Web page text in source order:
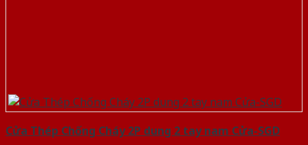
Cửa Thép Chống Cháy 2P dung 2 tay nam Cửa-SGD